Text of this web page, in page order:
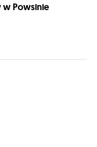
w Powsinie